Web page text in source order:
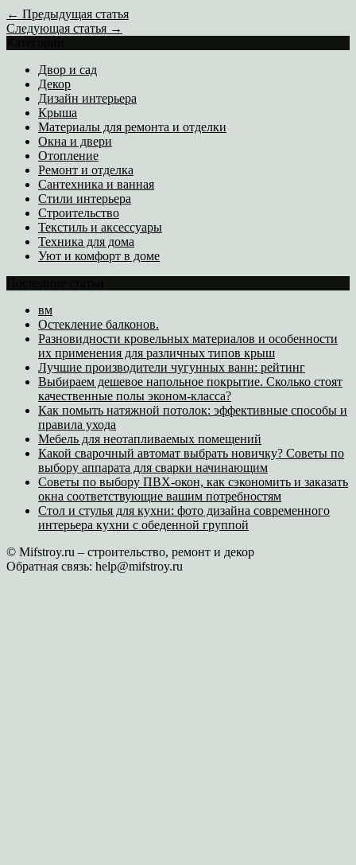
← Предыдущая статья
Следующая статья →
Двор и сад
Декор
Дизайн интерьера
Крыша
Материалы для ремонта и отделки
Окна и двери
Отопление
Ремонт и отделка
Сантехника и ванная
Стили интерьера
Строительство
Текстиль и аксессуары
Техника для дома
Уют и комфорт в доме
вм
Остекление балконов.
Разновидности кровельных материалов и особенности
их применения для различных типов крыш
Лучшие производители чугунных ванн: рейтинг
Выбираем дешевое напольное покрытие. Сколько стоят
качественные полы эконом-класса?
Как помыть натяжной потолок: эффективные способы и
правила ухода
Мебель для неотапливаемых помещений
Какой сварочный автомат выбрать новичку? Советы по
выбору аппарата для сварки начинающим
Советы по выбору ПВХ-окон, как сэкономить и заказать
окна соответствующие вашим потребностям
Стол и стулья для кухни: фото дизайна современного
интерьера кухни с обеденной группой
© Mifstroy.ru – строительство, ремонт и декор
Обратная связь: help@mifstroy.ru